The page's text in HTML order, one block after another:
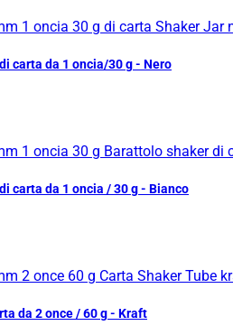
carta da 1 oncia/30 g - Nero
carta da 1 oncia / 30 g - Bianco
da 2 once / 60 g - Kraft